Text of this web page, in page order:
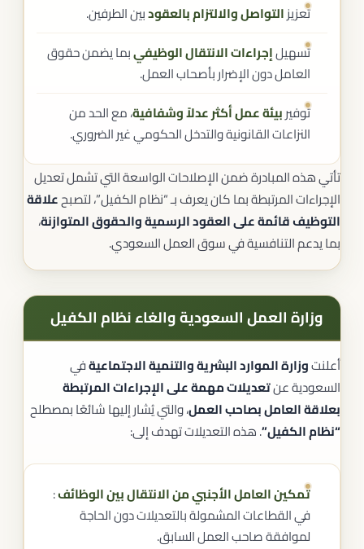
تعزيزالتواصل والالتزام بالعقودبين الطرفين.
تسهيلإجراءات الانتقال الوظيفيبما يضمن حقوق
العامل دون الإضرار بأصحاب العمل.
توفيربيئة عمل أكثر عدلاً وشفافية، مع الحد من
النزاعات القانونية والتدخل الحكومي غير الضروري.
تأتي هذه المبادرة ضمن الإصلاحات الواسعة التي تشمل تعديل
الإجراءات المرتبطة بما كان يعرف بـ “نظام الكفيل”، لتصبحعلاقة
التوظيف قائمة على العقود الرسمية والحقوق المتوازنة،
بما يدعم التنافسية في سوق العمل السعودي.
وزارة العمل السعودية والغاء نظام الكفيل
أعلنتوزارة الموارد البشرية والتنمية الاجتماعيةفي
السعودية عنتعديلات مهمة على الإجراءات المرتبطة
بعلاقة العامل بصاحب العمل، والتي يُشار إليها شائعًا بمصطلح
“نظام الكفيل”. هذه التعديلات تهدف إلى:
تمكين العامل الأجنبي من الانتقال بين الوظائف:
في القطاعات المشمولة بالتعديلات دون الحاجة
لموافقة صاحب العمل السابق.